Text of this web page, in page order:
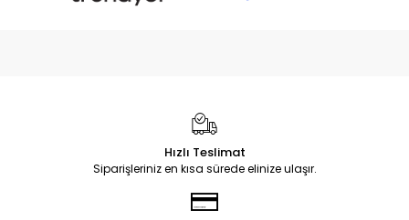
Hızlı Teslimat
Siparişleriniz en kısa sürede elinize ulaşır.